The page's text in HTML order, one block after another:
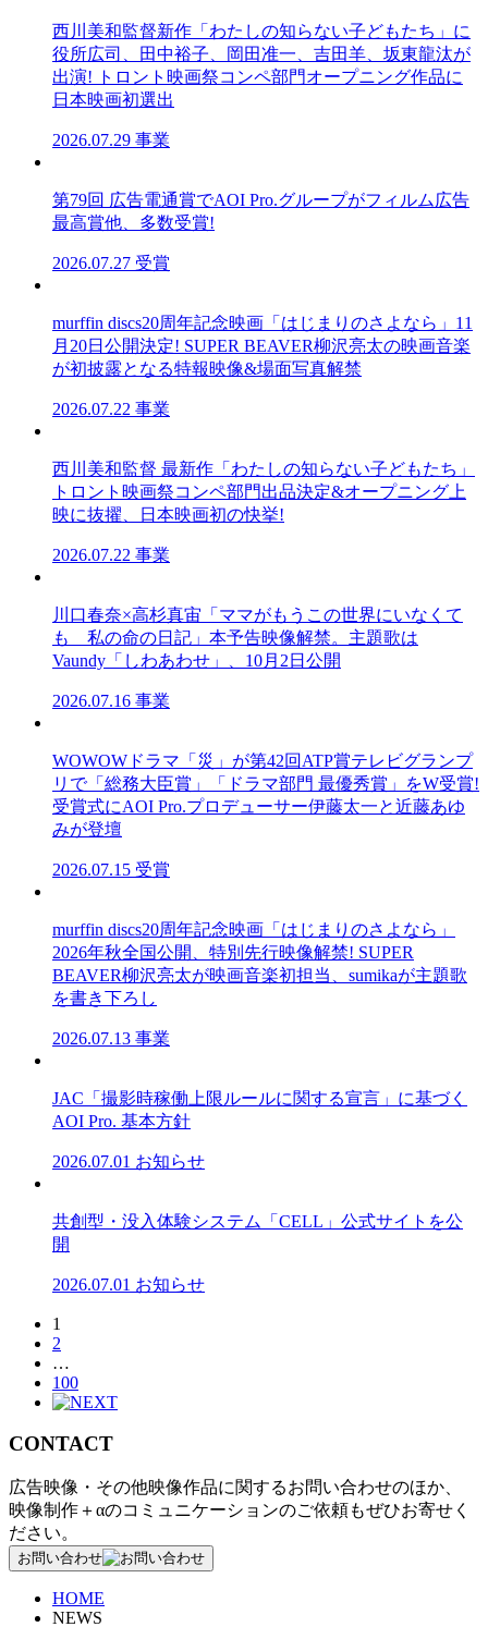
西川美和監督新作「わたしの知らない⼦どもたち」に
役所広司、田中裕子、岡田准一、吉田羊、坂東龍汰が
出演! トロント映画祭コンペ部門オープニング作品に
日本映画初選出
2026.07.29 事業
第79回 広告電通賞でAOI Pro.グループがフィルム広告
最高賞他、多数受賞!
2026.07.27 受賞
murffin discs20周年記念映画「はじまりのさよなら」11
月20日公開決定! SUPER BEAVER柳沢亮太の映画音楽
が初披露となる特報映像&場面写真解禁
2026.07.22 事業
西川美和監督 最新作「わたしの知らない⼦どもたち」
トロント映画祭コンペ部門出品決定&オープニング上
映に抜擢、日本映画初の快挙!
2026.07.22 事業
川口春奈×高杉真宙「ママがもうこの世界にいなくて
も 私の命の日記」本予告映像解禁。主題歌は
Vaundy「しわあわせ」、10月2日公開
2026.07.16 事業
WOWOWドラマ「災」が第42回ATP賞テレビグランプ
リで「総務大臣賞」「ドラマ部門 最優秀賞」をW受賞!
受賞式にAOI Pro.プロデューサー伊藤太一と近藤あゆ
みが登壇
2026.07.15 受賞
murffin discs20周年記念映画「はじまりのさよなら」
2026年秋全国公開、特別先行映像解禁! SUPER
BEAVER柳沢亮太が映画音楽初担当、sumikaが主題歌
を書き下ろし
2026.07.13 事業
JAC「撮影時稼働上限ルールに関する宣言」に基づく
AOI Pro. 基本方針
2026.07.01 お知らせ
共創型・没入体験システム「CELL」公式サイトを公
開
2026.07.01 お知らせ
1
2
…
100
CONTACT
広告映像・その他映像作品に関するお問い合わせのほか、
映像制作＋αのコミュニケーションのご依頼もぜひお寄せく
ださい。
お問い合わせ
HOME
NEWS